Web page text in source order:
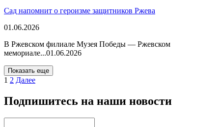
Сад напомнит о героизме защитников Ржева
01.06.2026
В Ржевском филиале Музея Победы — Ржевском
мемориале...01.06.2026
Показать еще
1 2 Далее
Подпишитесь на наши новости